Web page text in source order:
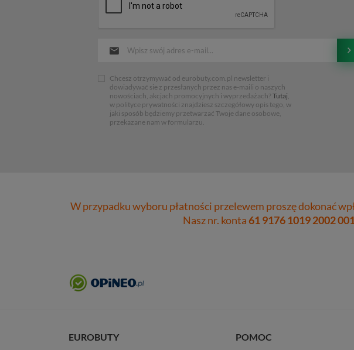
Chcesz otrzymywać od eurobuty.com.pl newsletter i
dowiadywać sie z przesłanych przez nas e-maili o naszych
nowościach, akcjach promocyjnych i wyprzedażach? Tutaj,
w polityce prywatności znajdziesz szczegółowy opis tego, w
jaki sposób będziemy przetwarzać Twoje dane osobowe,
przekazane nam w formularzu.
W przypadku wyboru płatności przelewem proszę dokonać
Nasz nr. konta61 9176 1019 2002
EUROBUTY POMOC